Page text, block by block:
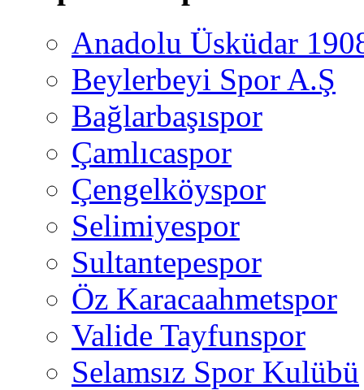
Anadolu Üsküdar
Beylerbeyi Spor A.Ş
Bağlarbaşıspor
Çamlıcaspor
Çengelköyspor
Selimiyespor
Sultantepespor
Öz Karacaahmetspor
Valide Tayfunspor
Selamsız Spor Kulübü